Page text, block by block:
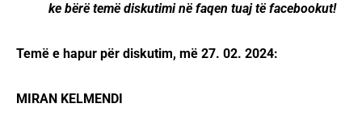
ke bërë temë diskutimi në faqen tuaj të facebookut!
Temë e hapur për diskutim, më 27. 02. 2024:
MIRAN KELMENDI